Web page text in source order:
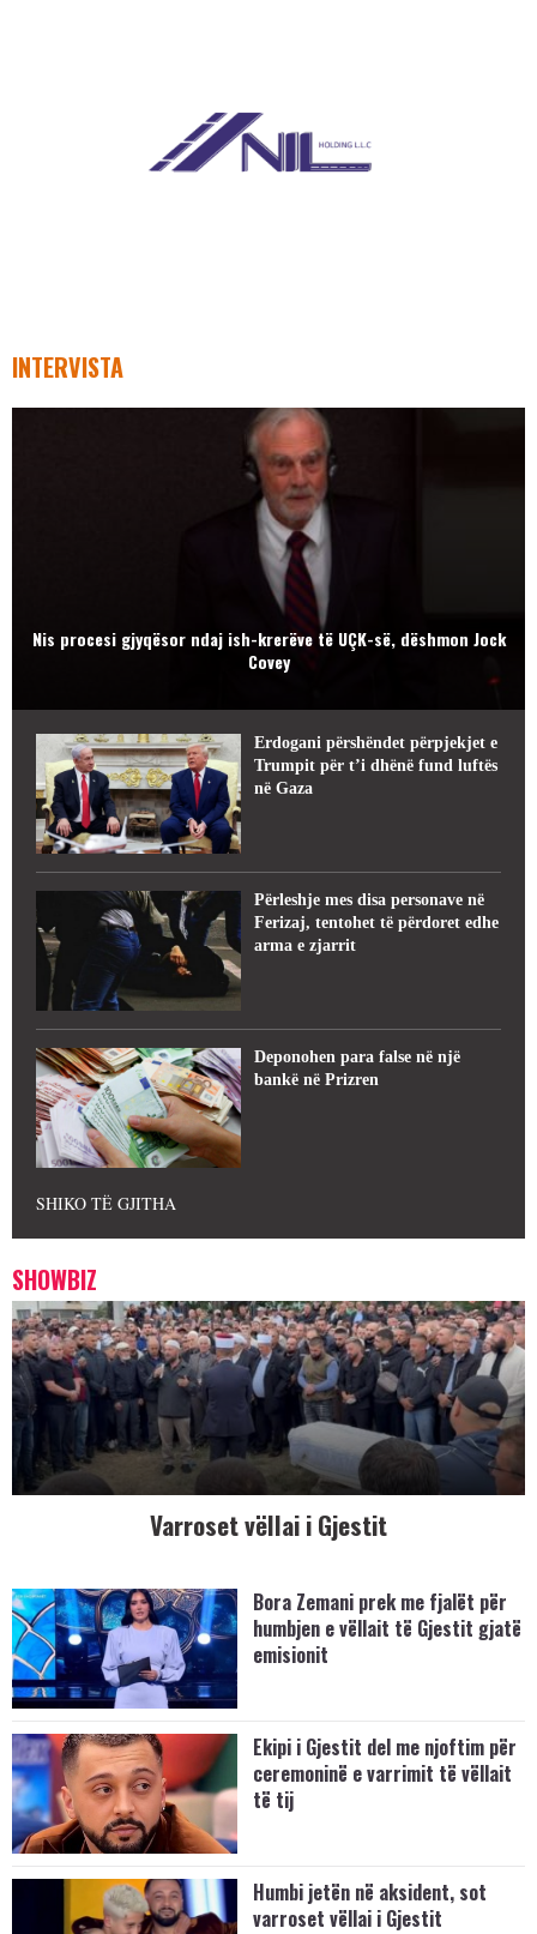
INTERVISTA
Nis procesi gjyqësor ndaj ish-krerëve të UÇK-së, dëshmon Jock
Covey
Erdogani përshëndet përpjekjet e
Trumpit për t’i dhënë fund luftës
në Gaza
Përleshje mes disa personave në
Ferizaj, tentohet të përdoret edhe
arma e zjarrit
Deponohen para false në një
bankë në Prizren
SHIKO TË GJITHA
SHOWBIZ
Varroset vëllai i Gjestit
Bora Zemani prek me fjalët për
humbjen e vëllait të Gjestit gjatë
emisionit
Ekipi i Gjestit del me njoftim për
ceremoninë e varrimit të vëllait
të tij
Humbi jetën në aksident, sot
varroset vëllai i Gjestit